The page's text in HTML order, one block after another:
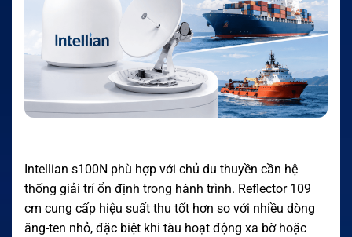
Intellian s100N phù hợp với chủ du thuyền cần hệ
thống giải trí ổn định trong hành trình. Reflector 109
cm cung cấp hiệu suất thu tốt hơn so với nhiều dòng
ăng-ten nhỏ, đặc biệt khi tàu hoạt động xa bờ hoặc